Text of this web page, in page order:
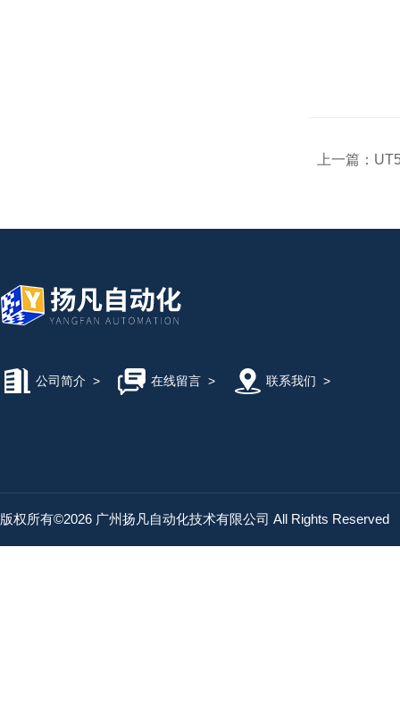
上一篇：
公司简介 > 在线留言> 联系我们 >
版权所有©2026 广州扬凡自动化技术有限公司 All Rights Reserved